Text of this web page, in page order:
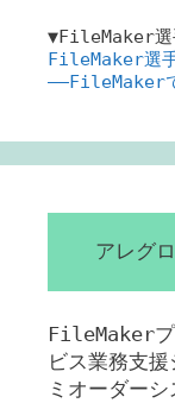
▼FileMaker
FileMaker選
――FileMaker
アレグ
FileMakerプ
ビス業務支
ミオーダー